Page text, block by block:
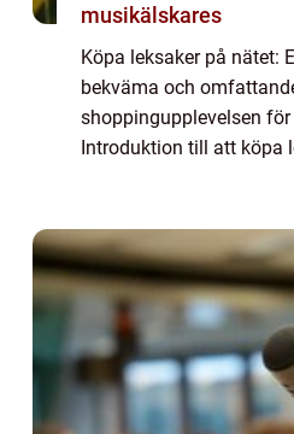
musikälskares
Köpa leksaker på nätet:
bekväma och
shoppingupplevelsen
Introduktion till att köpa
erbjuder ett bek...